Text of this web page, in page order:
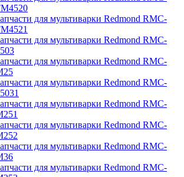
для мультиварки Redmond RMC-
для мультиварки Redmond RMC-
для мультиварки Redmond RMC-
для мультиварки Redmond RMC-
для мультиварки Redmond RMC-
для мультиварки Redmond RMC-
для мультиварки Redmond RMC-
для мультиварки Redmond RMC-